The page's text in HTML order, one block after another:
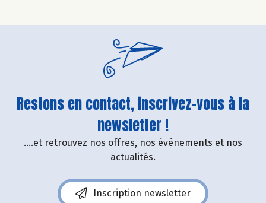
Restons en contact, inscrivez-vous à la
newsletter !
....et retrouvez nos offres, nos événements et nos
actualités.
Inscription newsletter